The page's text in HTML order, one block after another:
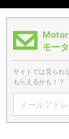
モー
サイトでは見られ
もらえるかも！？